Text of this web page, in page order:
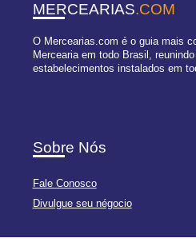
MERCEARIAS.COM
O Mercearias.com é o guia mais
Mercearia em todo Brasil,
estabelecimentos instalados em
Sobre Nós
Fale Conosco
Divulgue seu négocio